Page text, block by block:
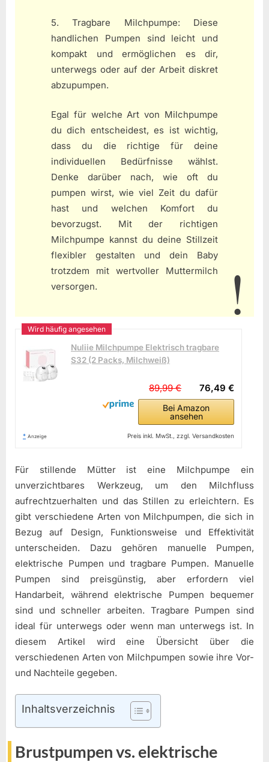
5. Tragbare Milchpumpe: Diese
handlichen Pumpen sind leicht und
kompakt und ermöglichen es dir,
unterwegs oder auf der Arbeit diskret
abzupumpen.
Egal für welche Art von Milchpumpe
du dich entscheidest, es ist wichtig,
dass du die richtige für deine
individuellen Bedürfnisse wählst.
Denke darüber nach, wie oft du
pumpen wirst, wie viel Zeit du dafür
hast und welchen Komfort du
bevorzugst. Mit der richtigen
Milchpumpe kannst du deine Stillzeit
flexibler gestalten und dein Baby
trotzdem mit wertvoller Muttermilch
versorgen.
Nuliie Milchpumpe Elektrisch tragbare
S32 (2 Packs, Milchweiß)
76,49 €
89,99 €
Bei Amazon
ansehen
* Anzeige Preis inkl. MwSt., zzgl. Versandkosten
Für stillende Mütter ist eine Milchpumpe ein
unverzichtbares Werkzeug, um den Milchfluss
aufrechtzuerhalten und das Stillen zu erleichtern. Es
gibt verschiedene Arten von Milchpumpen, die sich in
Bezug auf Design, Funktionsweise und Effektivität
unterscheiden. Dazu gehören manuelle Pumpen,
elektrische Pumpen und tragbare Pumpen. Manuelle
Pumpen sind preisgünstig, aber erfordern viel
Handarbeit, während elektrische Pumpen bequemer
sind und schneller arbeiten. Tragbare Pumpen sind
ideal für unterwegs oder wenn man unterwegs ist. In
diesem Artikel wird eine Übersicht über die
verschiedenen Arten von Milchpumpen sowie ihre Vor-
und Nachteile gegeben.
Inhaltsverzeichnis
Brustpumpen vs. elektrische